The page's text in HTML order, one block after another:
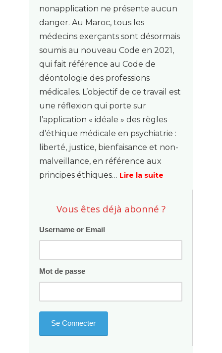
nonapplication ne présente aucun
danger. Au Maroc, tous les
médecins exerçants sont désormais
soumis au nouveau Code en 2021,
qui fait référence au Code de
déontologie des professions
médicales. L’objectif de ce travail est
une réflexion qui porte sur
l’application « idéale » des règles
d’éthique médicale en psychiatrie :
liberté, justice, bienfaisance et non-
malveillance, en référence aux
principes éthiques… Lire la suite
Vous êtes déjà abonné ?
Username or Email
Mot de passe